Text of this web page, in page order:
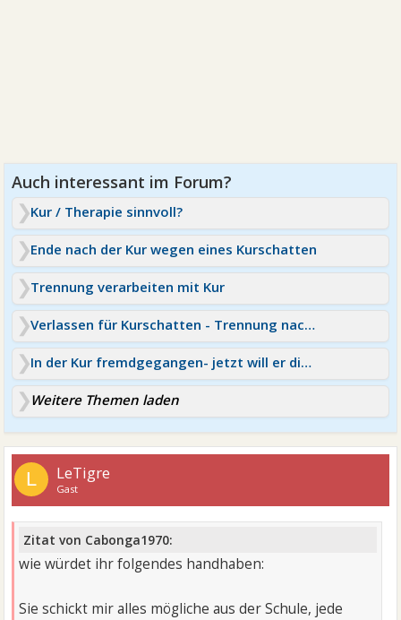
Kur / Therapie sinnvoll?
Ende nach der Kur wegen eines Kurschatten
Trennung verarbeiten mit Kur
Verlassen für Kurschatten - Trennung nach der Kur
In der Kur fremdgegangen- jetzt will er die Trennung
Weitere Themen laden
L LeTigre
Gast
Zitat von Cabonga1970:
wie würdet ihr folgendes handhaben:
Sie schickt mir alles mögliche aus der Schule, jede